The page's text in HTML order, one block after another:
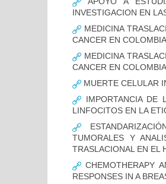
INVESTIGACION EN
MEDICINA
CANCER EN COLOMBIA
MEDICINA
CANCER EN COLOMBIA
MUERTE CELULAR
IMPORTANCIA DE
LINFOCITOS EN LA
TUMORALES Y
TRASLACIONAL EN EL
CHEMOTHERAPY
RESPONSES IN A